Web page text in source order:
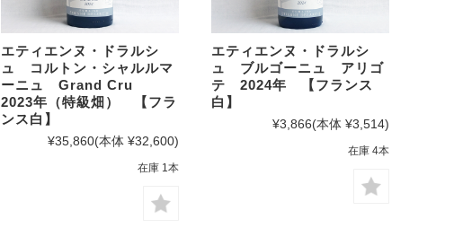
エティエンヌ・ドラルシ
ュ コルトン・シャルルマ
ーニュ Grand Cru
2023年（特級畑） 【フラ
ンス白】
¥35,860(本体 ¥32,600)
在庫 1本
エティエンヌ・ドラルシ
ュ ブルゴーニュ アリゴ
テ 2024年 【フランス
白】
¥3,866(本体 ¥3,514)
在庫 4本